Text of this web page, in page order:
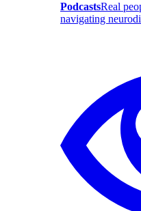
PodcastsReal
navigating